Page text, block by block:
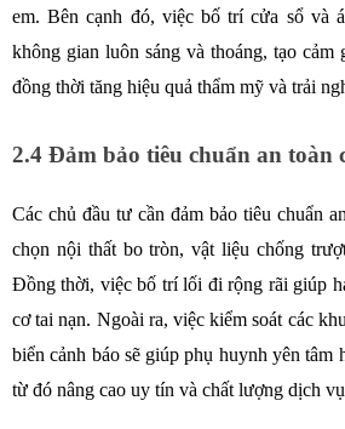
em. Bên cạnh đó, việc bố trí cửa sổ và
không gian luôn sáng và thoáng, tạo cảm
đồng thời tăng hiệu quả thẩm mỹ và trải
2.4 Đảm bảo tiêu chuẩn an toàn
Các chủ đầu tư cần đảm bảo tiêu chuẩn
chọn nội thất bo tròn, vật liệu chống
Đồng thời, việc bố trí lối đi rộng rãi giúp
cơ tai nạn. Ngoài ra, việc kiểm soát các
biển cảnh báo sẽ giúp phụ huynh yên tâm
từ đó nâng cao uy tín và chất lượng dịch